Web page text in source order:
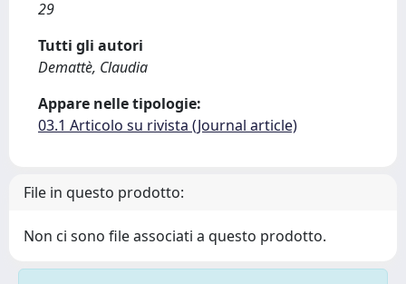
29
Tutti gli autori
Demattè, Claudia
Appare nelle tipologie:
03.1 Articolo su rivista (Journal article)
File in questo prodotto:
Non ci sono file associati a questo prodotto.